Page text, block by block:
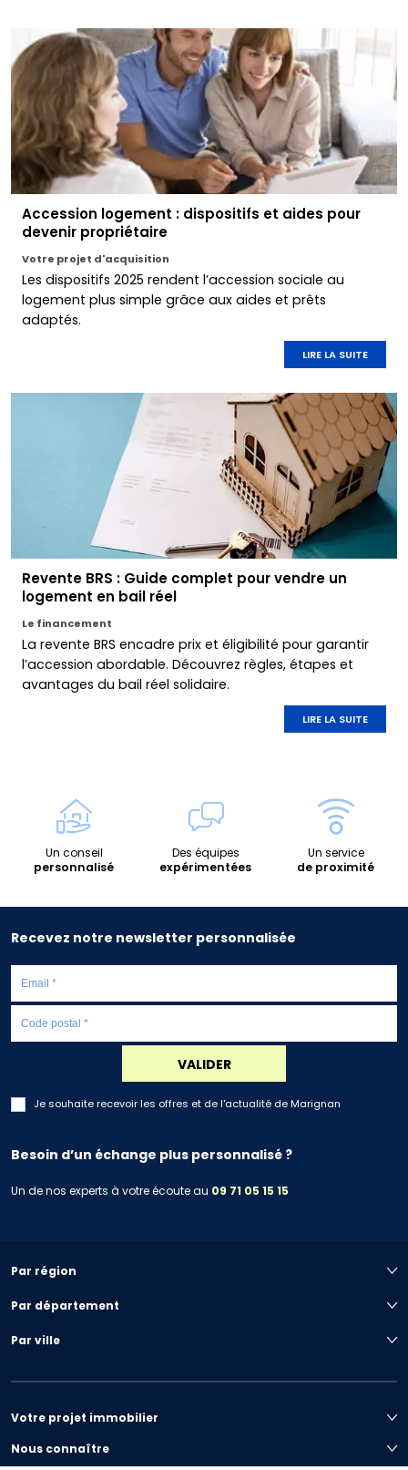
Accession logement : dispositifs et aides pour
devenir propriétaire
Votre projet d'acquisition
Les dispositifs 2025 rendent l’accession sociale au
logement plus simple grâce aux aides et prêts
adaptés.
LIRE LA SUITE
Revente BRS : Guide complet pour vendre un
logement en bail réel
Le financement
La revente BRS encadre prix et éligibilité pour garantir
l’accession abordable. Découvrez règles, étapes et
avantages du bail réel solidaire.
LIRE LA SUITE
Un conseil
personnalisé
Des équipes
expérimentées
Un service
de proximité
Recevez notre newsletter personnalisée
VALIDER
Je souhaite recevoir les offres et de l'actualité de Marignan
Besoin d’un échange plus personnalisé ?
Un de nos experts à votre écoute au 09 71 05 15 15
Par région
Par département
Par ville
Votre projet immobilier
Nous connaître